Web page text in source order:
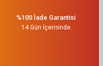
%100 İade Garantisi
14 Gün İçerisinde